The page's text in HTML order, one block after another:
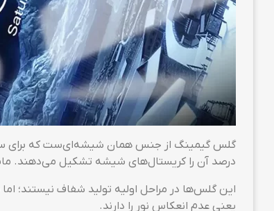
درصد آن را کریستال‌های شیشه تشکیل می‌دهند.
این گلس‌ها در مراحل اولیه تولید شفاف نیستند؛
یعنی عدم انعکاس نور را دارند.